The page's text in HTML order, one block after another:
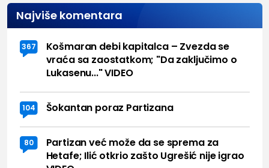
Najviše komentara
367
Košmaran debi kapitalca – Zvezda se
vraća sa zaostatkom; "Da zaključimo o
Lukasenu..." VIDEO
104 Šokantan poraz Partizana
80
Partizan već može da se sprema za
Hetafe; Ilić otkrio zašto Ugrešić nije igrao